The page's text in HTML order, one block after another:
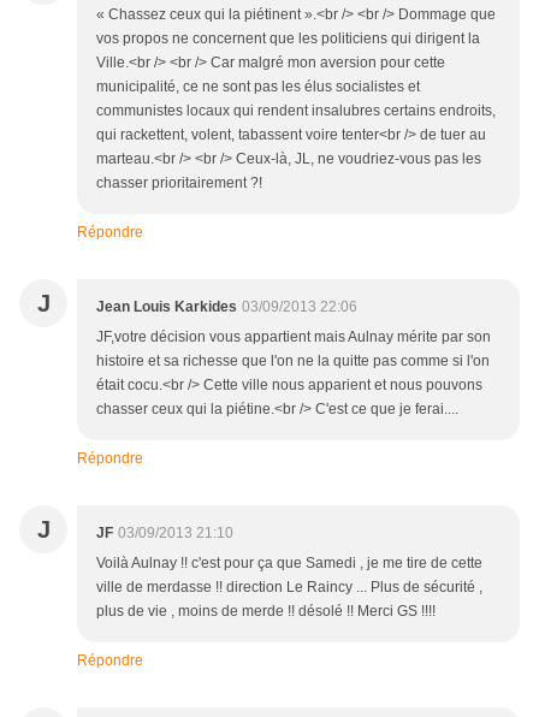
« Chassez ceux qui la piétinent ».<br /> <br /> Dommage que
vos propos ne concernent que les politiciens qui dirigent la
Ville.<br /> <br /> Car malgré mon aversion pour cette
municipalité, ce ne sont pas les élus socialistes et
communistes locaux qui rendent insalubres certains endroits,
qui rackettent, volent, tabassent voire tenter<br /> de tuer au
marteau.<br /> <br /> Ceux-là, JL, ne voudriez-vous pas les
chasser prioritairement ?!
Répondre
J Jean Louis Karkides 03/09/2013 22:06
JF,votre décision vous appartient mais Aulnay mérite par son
histoire et sa richesse que l'on ne la quitte pas comme si l'on
était cocu.<br /> Cette ville nous apparient et nous pouvons
chasser ceux qui la piétine.<br /> C'est ce que je ferai....
Répondre
J JF 03/09/2013 21:10
Voilà Aulnay !! c'est pour ça que Samedi , je me tire de cette
ville de merdasse !! direction Le Raincy ... Plus de sécurité ,
plus de vie , moins de merde !! désolé !! Merci GS !!!!
Répondre